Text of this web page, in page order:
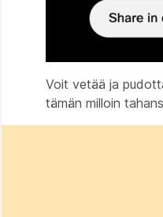
Voit vetää ja
tämän milloin